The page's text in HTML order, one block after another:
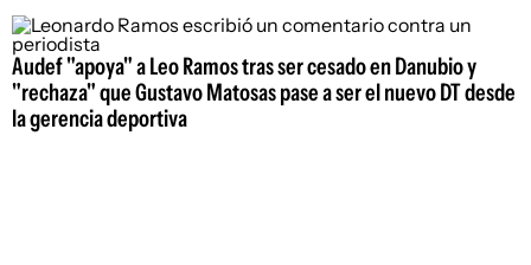
Audef "apoya" a Leo Ramos tras ser cesado en Danubio y
"rechaza" que Gustavo Matosas pase a ser el nuevo DT desde
la gerencia deportiva